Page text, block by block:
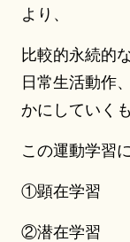
より、
比較的永続的
日常生活動作
かにしていく
この運動学習に
①顕在学習
②潜在学習